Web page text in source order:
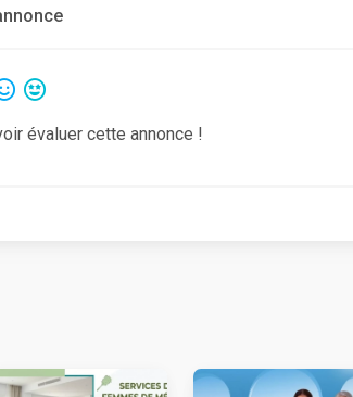
évaluer cette annonce !